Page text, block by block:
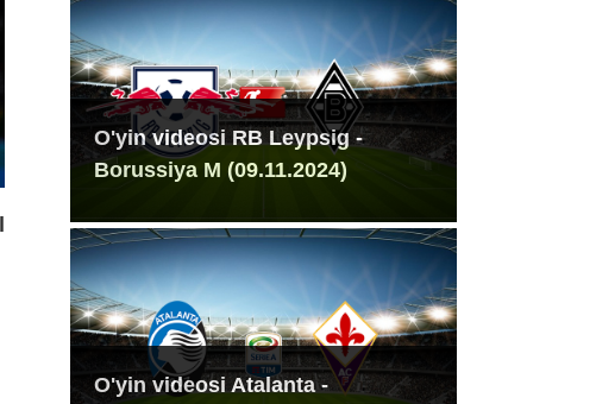
O'yin videosi RB Leypsig -
Borussiya M (09.11.2024)
O'yin videosi Atalanta -